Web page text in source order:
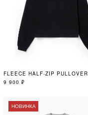
FLEECE HALF-ZIP PULLOVER
9 900 ₽
НОВИНКА